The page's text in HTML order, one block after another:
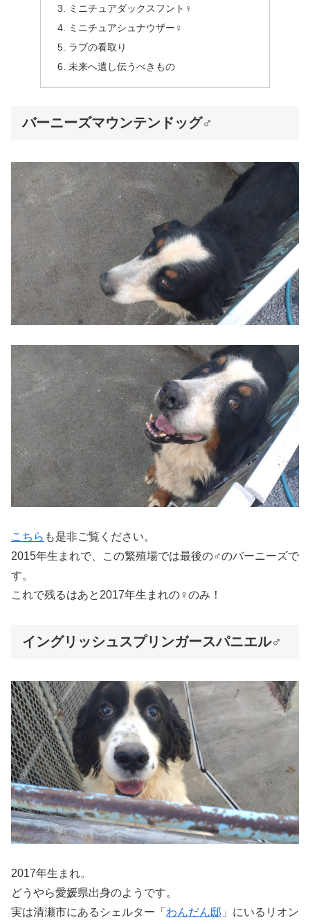
ミニチュアダックスフント♀
ミニチュアシュナウザー♀
ラブの看取り
未来へ遺し伝うべきもの
バーニーズマウンテンドッグ♂
こちら も是非ご覧ください。
2015年生まれで、この繁殖場では最後の♂のバーニーズで
す。
これで残るはあと2017年生まれの♀のみ！
イングリッシュスプリンガースパニエル♂
2017年生まれ。
どうやら愛媛県出身のようです。
実は清瀬市にあるシェルター「 わんだん邸 」にいるリオン